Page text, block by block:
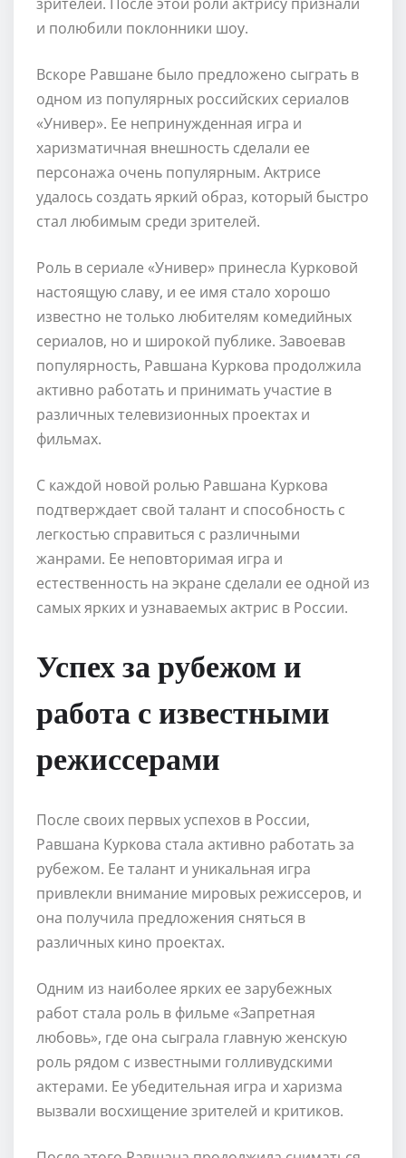
и полюбили поклонники шоу.
Вскоре Равшане было предложено сыграть в
одном из популярных российских сериалов
«Универ». Ее непринужденная игра и
харизматичная внешность сделали ее
персонажа очень популярным. Актрисе
удалось создать яркий образ, который быстро
стал любимым среди зрителей.
Роль в сериале «Универ» принесла Курковой
настоящую славу, и ее имя стало хорошо
известно не только любителям комедийных
сериалов, но и широкой публике. Завоевав
популярность, Равшана Куркова продолжила
активно работать и принимать участие в
различных телевизионных проектах и
фильмах.
С каждой новой ролью Равшана Куркова
подтверждает свой талант и способность с
легкостью справиться с различными
жанрами. Ее неповторимая игра и
естественность на экране сделали ее одной из
самых ярких и узнаваемых актрис в России.
Успех за рубежом и
работа с известными
режиссерами
После своих первых успехов в России,
Равшана Куркова стала активно работать за
рубежом. Ее талант и уникальная игра
привлекли внимание мировых режиссеров, и
она получила предложения сняться в
различных кино проектах.
Одним из наиболее ярких ее зарубежных
работ стала роль в фильме «Запретная
любовь», где она сыграла главную женскую
роль рядом с известными голливудскими
актерами. Ее убедительная игра и харизма
вызвали восхищение зрителей и критиков.